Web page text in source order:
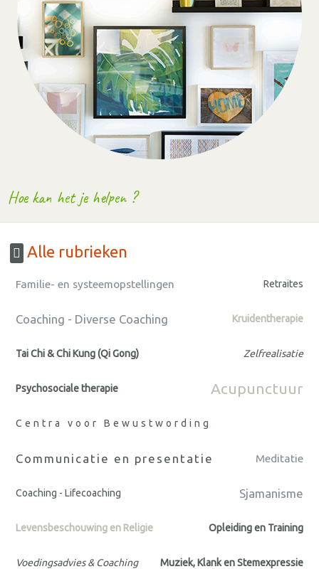
Hoe kan het je helpen ?
Alle rubrieken
Familie- en systeemopstellingen Retraites
Coaching - Diverse Coaching Kruidentherapie
Tai Chi & Chi Kung (Qi Gong) Zelfrealisatie
Psychosociale therapie Acupunctuur
Centra voor Bewustwording
Communicatie en presentatie Meditatie
Coaching - Lifecoaching Sjamanisme
Levensbeschouwing en Religie Opleiding en Training
Voedingsadvies & Coaching Muziek, Klank en Stemexpressie